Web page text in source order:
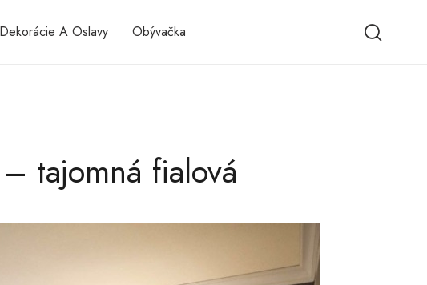
Dekorácie A Oslavy Obývačka
tajomná fialová